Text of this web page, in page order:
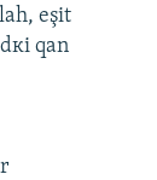
еşit
qаn